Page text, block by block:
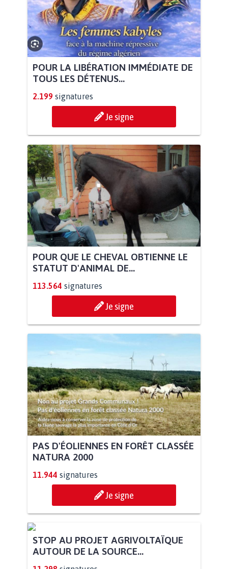
POUR LA LIBÉRATION IMMÉDIATE DE
TOUS LES DÉTENUS...
2.199 signatures
Je signe
POUR QUE LE CHEVAL OBTIENNE LE
STATUT D'ANIMAL DE...
113.564 signatures
Je signe
PAS D'ÉOLIENNES EN FORÊT CLASSÉE
NATURA 2000
11.944 signatures
Je signe